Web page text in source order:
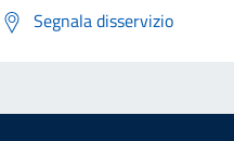
Segnala disservizio